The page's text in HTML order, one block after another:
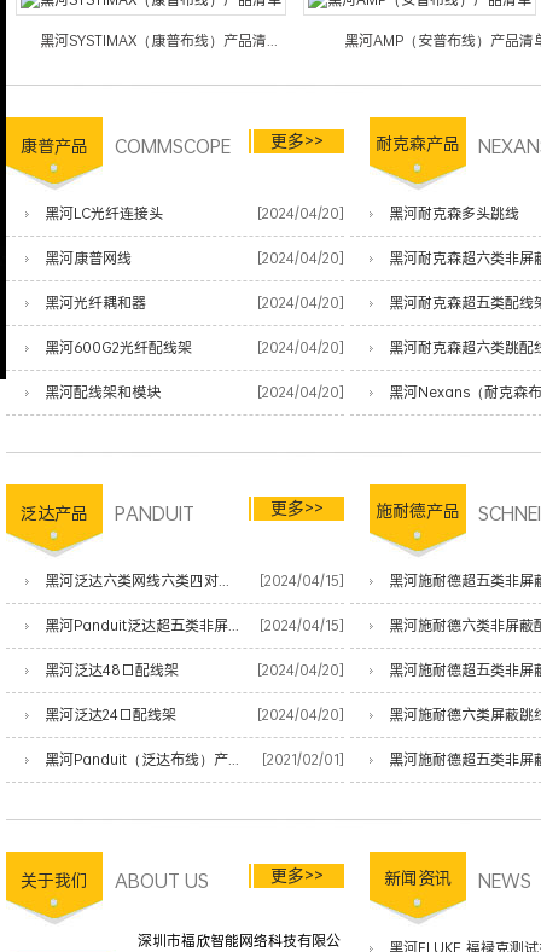
黑河SYSTIMAX（康普布线）产品清... 黑河AMP（安普布线）产品清
康普产品 COMMSCOPE 更多>>
黑河LC光纤连接头 [2024/04/20]
黑河康普网线 [2024/04/20]
黑河光纤耦和器 [2024/04/20]
黑河600G2光纤配线架 [2024/04/20]
黑河配线架和模块 [2024/04/20]
耐克森产品
黑河耐克森多头跳线
黑河耐克森超六类非屏
黑河耐克森超五类配线
泛达产品 PANDUIT 更多>>
黑河泛达六类网线六类四对非屏蔽双绞线 [2024/04/15]
黑河Panduit泛达超五类非屏蔽网线 [2024/04/15]
黑河泛达48口配线架 [2024/04/20]
黑河泛达24口配线架 [2024/04/20]
黑河Panduit（泛达布线）产品清单 [2021/02/01]
施耐德产品
黑河施耐德超五类非屏
黑河施耐德六类非屏蔽
黑河施耐德超五类非屏
黑河施耐德六类屏蔽跳
黑河施耐德超五类非屏
关于我们 ABOUT US 更多>>
深圳市福欣智能网络科技有限公
新闻资讯 NEWS